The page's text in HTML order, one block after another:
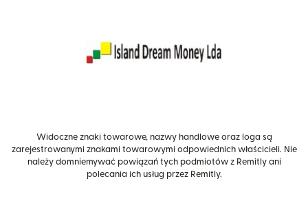
Widoczne znaki towarowe, nazwy handlowe oraz loga są
zarejestrowanymi znakami towarowymi odpowiednich właścicieli. Nie
należy domniemywać powiązań tych podmiotów z Remitly ani
polecania ich usług przez Remitly.